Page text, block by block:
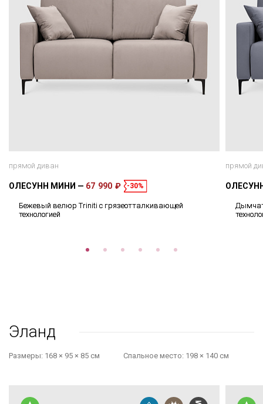
прямой диван
ОЛЕСУНН МИНИ 67 990 ₽ -30%
Бежевый велюр Triniti с грязеотталкивающей
технологией
прямой
Эланд
Размеры: 168 × 95 × 85 см Cпальное место: 198 × 140 см